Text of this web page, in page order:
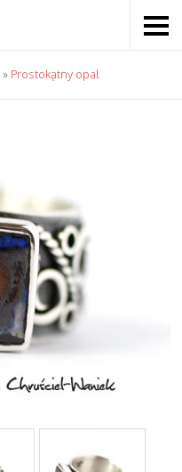
» Prostokątny opal